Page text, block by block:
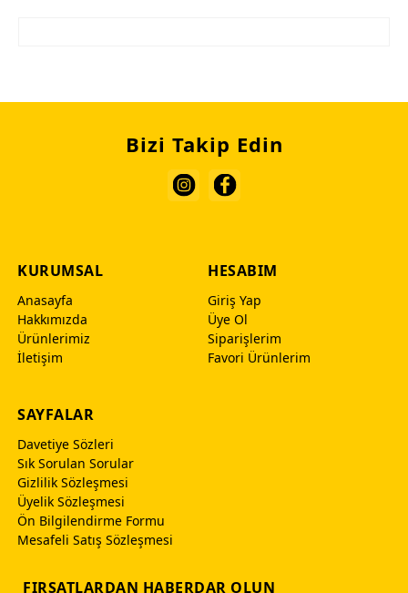
Bizi Takip Edin
KURUMSAL
Anasayfa
Hakkımızda
Ürünlerimiz
İletişim
HESABIM
Giriş Yap
Üye Ol
Siparişlerim
Favori Ürünlerim
SAYFALAR
Davetiye Sözleri
Sık Sorulan Sorular
Gizlilik Sözleşmesi
Üyelik Sözleşmesi
Ön Bilgilendirme Formu
Mesafeli Satış Sözleşmesi
FIRSATLARDAN HABERDAR OLUN